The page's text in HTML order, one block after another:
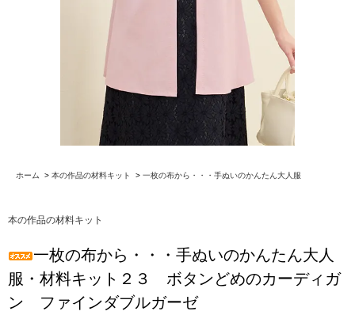
ホーム > 本の作品の材料キット > 一枚の布から・・・手ぬいのかんたん大人服
本の作品の材料キット
一枚の布から・・・手ぬいのかんたん大人
服・材料キット２３ ボタンどめのカーディガ
ン ファインダブルガーゼ